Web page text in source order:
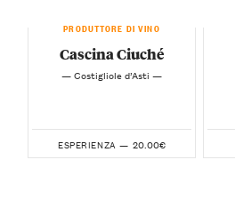
PRODUTTORE DI VINO
Cascina Ciuché
— Costigliole d’Asti —
ESPERIENZA — 20.00€